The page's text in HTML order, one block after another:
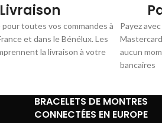
Livraison
toutes vos commandes à
et dans le Bénélux. Les
la livraison à votre
Payez
aucun
bancaires
BRACELETS DE MONTRES
CONNECTÉES EN EUROPE